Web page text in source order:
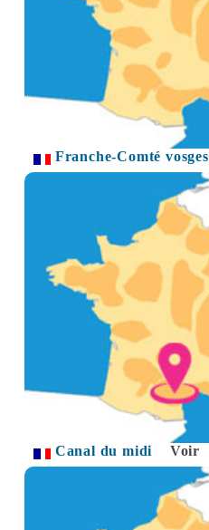
Franche-Comté vosges
Canal du midi Voir